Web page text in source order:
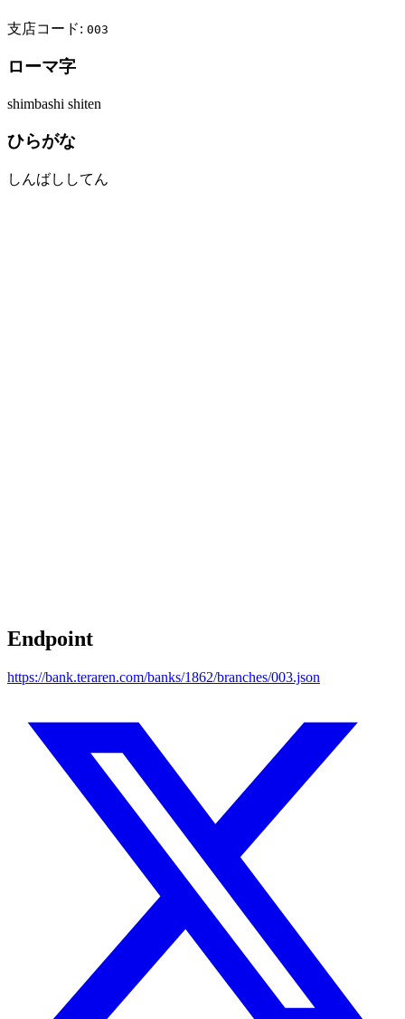
支店コード: 003
ローマ字
shimbashi shiten
ひらがな
しんばししてん
Endpoint
https://bank.teraren.com/banks/1862/branches/003.json